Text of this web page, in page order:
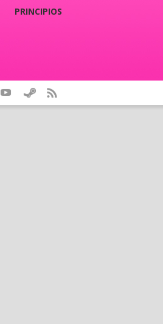
PRINCIPIOS